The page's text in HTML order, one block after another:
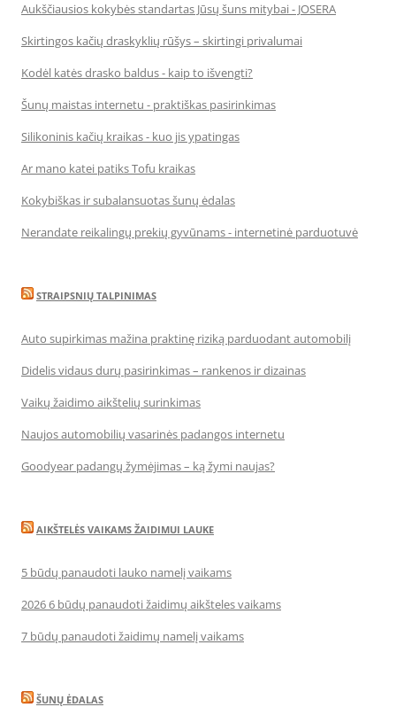
Aukščiausios kokybės standartas Jūsų šuns mitybai - JOSERA
Skirtingos kačių draskyklių rūšys – skirtingi privalumai
Kodėl katės drasko baldus - kaip to išvengti?
Šunų maistas internetu - praktiškas pasirinkimas
Silikoninis kačių kraikas - kuo jis ypatingas
Ar mano katei patiks Tofu kraikas
Kokybiškas ir subalansuotas šunų ėdalas
Nerandate reikalingų prekių gyvūnams - internetinė parduotuvė
STRAIPSNIŲ TALPINIMAS
Auto supirkimas mažina praktinę riziką parduodant automobilį
Didelis vidaus durų pasirinkimas – rankenos ir dizainas
Vaikų žaidimo aikštelių surinkimas
Naujos automobilių vasarinės padangos internetu
Goodyear padangų žymėjimas – ką žymi naujas?
AIKŠTELĖS VAIKAMS ŽAIDIMUI LAUKE
5 būdų panaudoti lauko namelį vaikams
2026 6 būdų panaudoti žaidimų aikšteles vaikams
7 būdų panaudoti žaidimų namelį vaikams
ŠUNŲ ĖDALAS